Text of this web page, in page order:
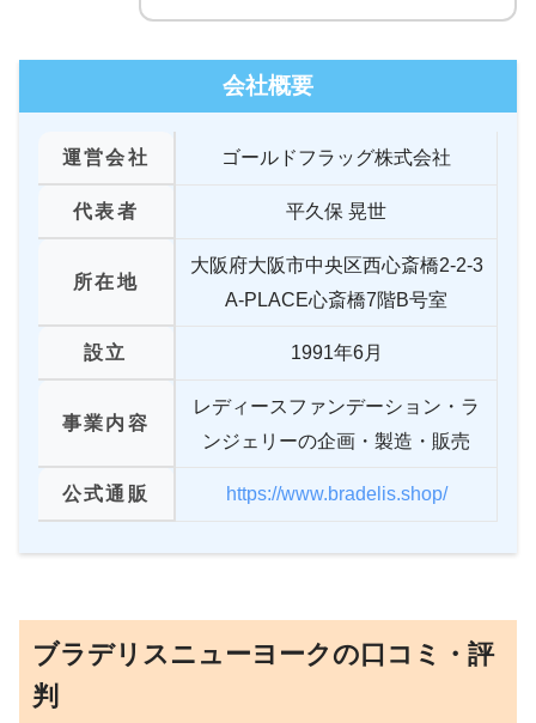
会社概要
運営会社 ゴールドフラッグ株式会社
代表者 平久保 晃世
所在地
大阪府大阪市中央区西心斎橋2-2-3
A-PLACE心斎橋7階B号室
設立 1991年6月
事業内容
レディースファンデーション・ラ
ンジェリーの企画・製造・販売
公式通販 https://www.bradelis.shop/
ブラデリスニューヨークの口コミ・評
判